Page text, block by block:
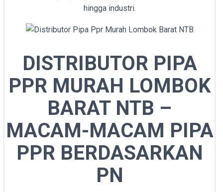
hingga industri.
DISTRIBUTOR PIPA
PPR MURAH LOMBOK
BARAT NTB –
MACAM-MACAM PIPA
PPR BERDASARKAN
PN